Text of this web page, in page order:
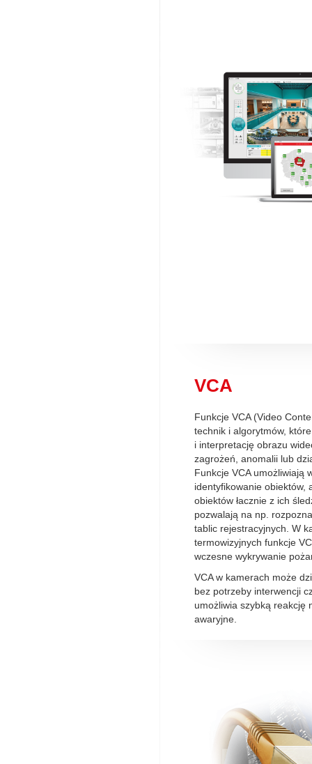
VCA
Funkcje VCA (Video
technik i algorytmów,
i interpretację obrazu
zagrożeń, anomalii lub
Funkcje VCA umożliwiają
identyfikowanie obiektów,
obiektów łacznie z ich
pozwalają na np.
tablic rejestracyjnych. W
termowizyjnych funkcje
wczesne wykrywanie
VCA w kamerach może
bez potrzeby interwencji
umożliwia szybką reakcję
awaryjne.